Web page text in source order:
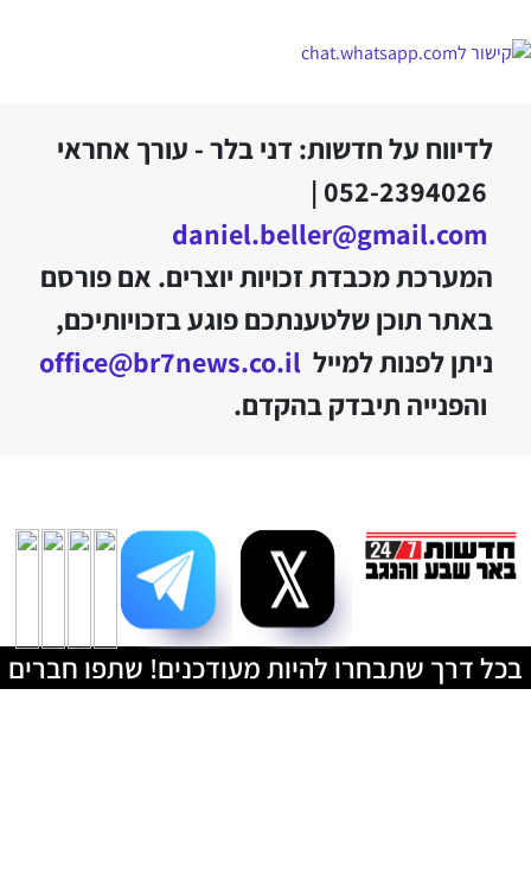
לדיווח על חדשות: דני בלר - עורך אחראי
052-2394026 |
daniel.beller@gmail.com
המערכת מכבדת זכויות יוצרים. אם פורסם
באתר תוכן שלטענתכם פוגע בזכויותיכם,
ניתן לפנות למייל office@br7news.co.il
והפנייה תיבדק בהקדם.
בכל דרך שתבחרו להיות מעודכנים! שתפו חברים